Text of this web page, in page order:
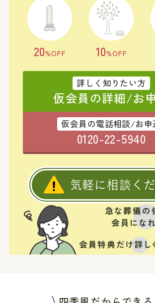
20%OFF 10%OFF
詳しく知りたい方
仮会員の詳細/お
仮会員の電話相談/お申
0120-22-5940
気軽に相談く